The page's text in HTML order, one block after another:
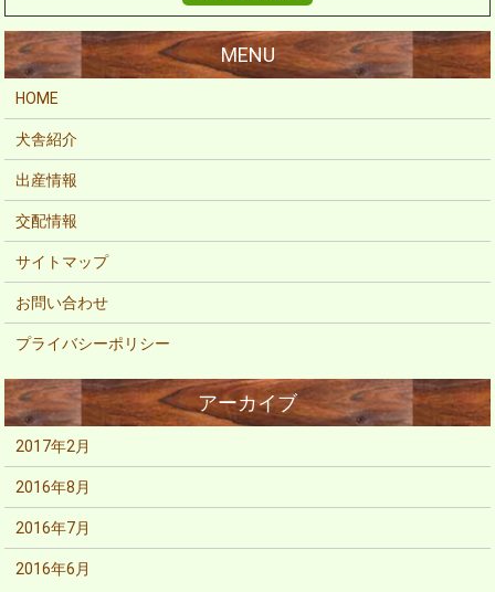
HOME
犬舎紹介
出産情報
交配情報
サイトマップ
お問い合わせ
プライバシーポリシー
2017年2月
2016年8月
2016年7月
2016年6月